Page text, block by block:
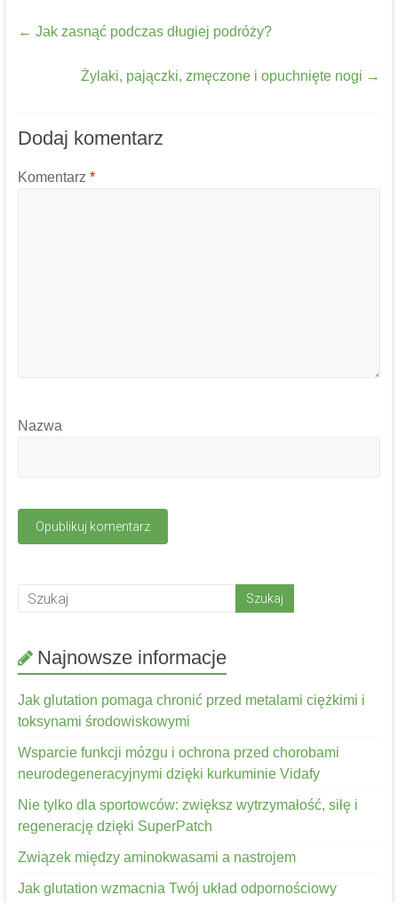
← Jak zasnąć podczas długiej podróży?
Żylaki, pajączki, zmęczone i opuchnięte nogi →
Dodaj komentarz
Komentarz *
Nazwa
Najnowsze informacje
Jak glutation pomaga chronić przed metalami ciężkimi i
toksynami środowiskowymi
Wsparcie funkcji mózgu i ochrona przed chorobami
neurodegeneracyjnymi dzięki kurkuminie Vidafy
Nie tylko dla sportowców: zwiększ wytrzymałość, siłę i
regenerację dzięki SuperPatch
Związek między aminokwasami a nastrojem
Jak glutation wzmacnia Twój układ odpornościowy